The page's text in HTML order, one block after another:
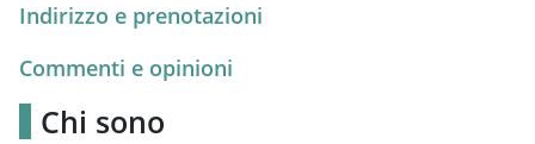
Indirizzo e prenotazioni
Commenti e opinioni
Chi sono